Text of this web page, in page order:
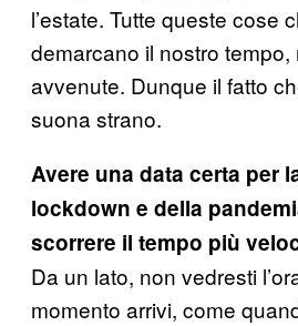
l’estate. Tutte queste cose
demarcano il nostro tempo,
avvenute. Dunque il fatto
suona strano.
Avere una data certa per
lockdown e della
scorrere il tempo più
Da un lato, non vedresti
momento arrivi, come